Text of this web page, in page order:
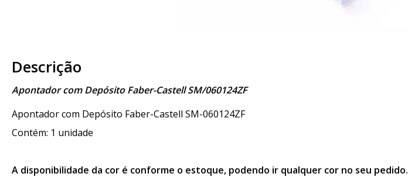
Descrição
Apontador com Depósito Faber-Castell SM/060124ZF
Apontador com Depósito Faber-Castell SM-060124ZF
Contém: 1 unidade
A disponibilidade da cor é conforme o estoque, podendo ir qualquer cor no seu pedido.